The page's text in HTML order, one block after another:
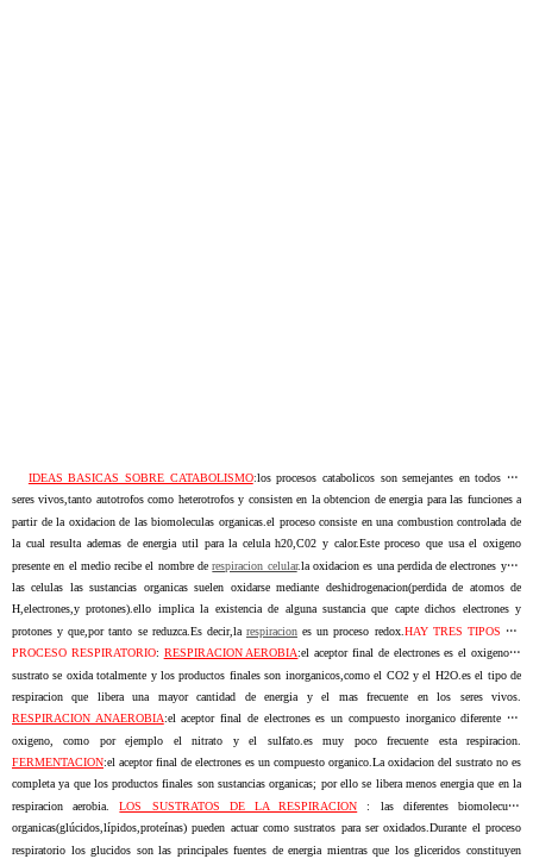
IDEAS BASICAS SOBRE CATABOLISMO:los procesos catabolicos son semejantes en todos los
seres vivos,tanto autotrofos como heterotrofos y consisten en la obtencion de energia para las funciones a
partir de la oxidacion de las biomoleculas organicas.el proceso consiste en una combustion controlada de
la cual resulta ademas de energia util para la celula h20,C02 y calor.Este proceso que usa el oxigeno
presente en el medio recibe el nombre derespiracion celular.la oxidacion es una perdida de electrones y en
las celulas las sustancias organicas suelen oxidarse mediante deshidrogenacion(perdida de atomos de
H,electrones,y protones).ello implica la existencia de alguna sustancia que capte dichos electrones y
protones y que,por tanto se reduzca.Es decir,la respiracion es un proceso redox. HAY TRES TIPOS DE
PROCESO RESPIRATORIO: RESPIRACION AEROBIA:el aceptor final de electrones es el oxigeno.el
sustrato se oxida totalmente y los productos finales son inorganicos,como el CO2 y el H2O.es el tipo de
respiracion que libera una mayor cantidad de energia y el mas frecuente en los seres vivos.
RESPIRACION ANAEROBIA:el aceptor final de electrones es un compuesto inorganico diferente del
oxigeno, como por ejemplo el nitrato y el sulfato.es muy poco frecuente esta respiracion.
FERMENTACION:el aceptor final de electrones es un compuesto organico.La oxidacion del sustrato no es
completa ya que los productos finales son sustancias organicas; por ello se libera menos energia que en la
respiracion aerobia.LOS SUSTRATOS DE LA RESPIRACION
: las diferentes biomoleculas
organicas(glúcidos,lípidos,proteínas) pueden actuar como sustratos para ser oxidados.Durante el proceso
respiratorio los glucidos son las principales fuentes de energia mientras que los gliceridos constituyen